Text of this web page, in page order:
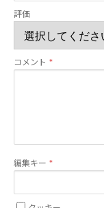
評価
コメント
編集キー